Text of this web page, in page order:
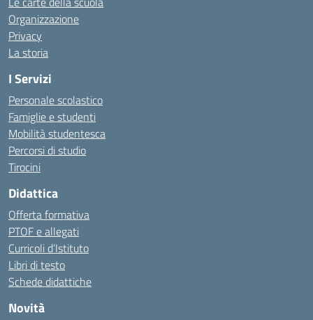
Organizzazione
Privacy
La storia
I Servizi
Personale scolastico
Famiglie e studenti
Mobilità studentesca
Percorsi di studio
Tirocini
Didattica
Offerta formativa
PTOF e allegati
Curricoli d’Istituto
Libri di testo
Schede didattiche
Novità